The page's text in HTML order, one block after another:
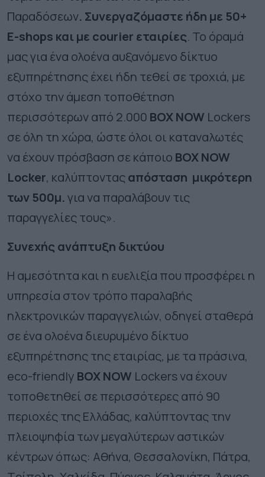
Παραδόσεων. Συνεργαζόμαστε ήδη με 50+
E-shops και με courier εταιρίες. Το όραμά
μας για ένα ολοένα αυξανόμενο δίκτυο
εξυπηρέτησης έχει ήδη τεθεί σε τροχιά, με
στόχο την άμεση τοποθέτηση
περισσότερων από 2.000 BOXNOW Lockers
σε όλη τη χώρα, ώστε όλοι οι καταναλωτές
να έχουν πρόσβαση σε κάποιο BOX NOW
Locker, καλύπτονταςαπόσταση μικρότερη
των 500μ.για να παραλάβουν τις
παραγγελίες τους».
Συνεχής ανάπτυξη δικτύου
Η αμεσότητα και η ευελιξία που προσφέρει η
υπηρεσία στον τρόπο παραλαβής
ηλεκτρονικών παραγγελιών, οδηγεί σταθερά
σε ένα ολοένα διευρυμένο δίκτυο
εξυπηρέτησης της εταιρίας, με τα πράσινα,
eco-friendly BOXNOW Lockers να έχουν
τοποθετηθεί σε περισσότερες από 90
περιοχές της Ελλάδας, καλύπτοντας την
πλειοψηφία των μεγαλύτερων αστικών
κέντρων όπως: Αθήνα, Θεσσαλονίκη, Πάτρα,